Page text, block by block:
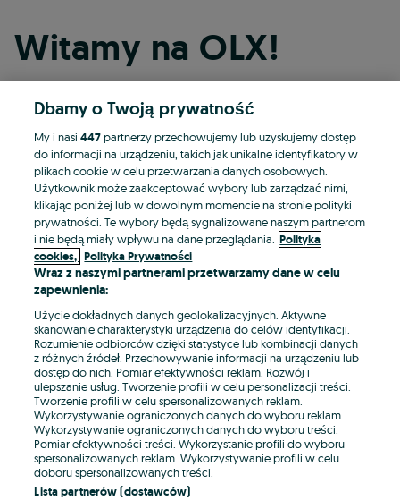
Witamy na OLX!
Kontynuuj przez Facebooka
Kontynuuj przez konto Apple
Kontynuuj przez konto Google
LUB
E-mail
Hasło
Dbamy o Twoją prywatność
My i nasi447partnerzy przechowujemy lub uzyskujemy dostęp
do informacji na urządzeniu, takich jak unikalne identyfikatory w
plikach cookie w celu przetwarzania danych osobowych.
Użytkownik może zaakceptować wybory lub zarządzać nimi,
klikając poniżej lub w dowolnym momencie na stronie polityki
prywatności. Te wybory będą sygnalizowane naszym partnerom
i nie będą miały wpływu na dane przeglądania. Polityka
cookies, Polityka Prywatności
Wraz z naszymi partnerami przetwarzamy dane w celu
zapewnienia:
Użycie dokładnych danych geolokalizacyjnych. Aktywne
skanowanie charakterystyki urządzenia do celów identyfikacji.
Rozumienie odbiorców dzięki statystyce lub kombinacji danych
z różnych źródeł. Przechowywanie informacji na urządzeniu lub
dostęp do nich. Pomiar efektywności reklam. Rozwój i
ulepszanie usług. Tworzenie profili w celu personalizacji treści.
Tworzenie profili w celu spersonalizowanych reklam.
Wykorzystywanie ograniczonych danych do wyboru reklam.
Wykorzystywanie ograniczonych danych do wyboru treści.
Pomiar efektywności treści. Wykorzystanie profili do wyboru
spersonalizowanych reklam. Wykorzystywanie profili w celu
doboru spersonalizowanych treści.
Lista partnerów (dostawców)